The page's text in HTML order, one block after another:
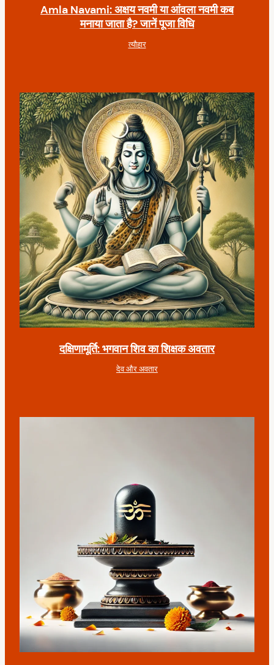
Amla Navami: अक्षय नवमी या आंवला नवमी कब
मनाया जाता है? जानें पूजा विधि
त्यौहार
दक्षिणामूर्ति: भगवान शिव का शिक्षक अवतार
देव और अवतार